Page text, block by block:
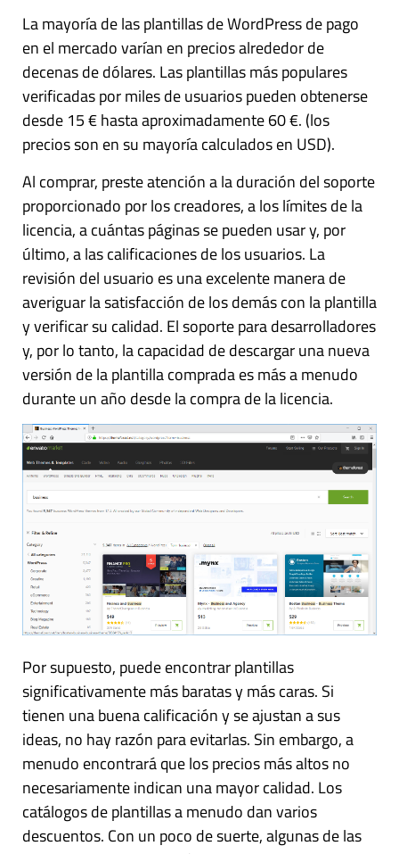
La mayoría de las plantillas de WordPress de pago
en el mercado varían en precios alrededor de
decenas de dólares. Las plantillas más populares
verificadas por miles de usuarios pueden obtenerse
desde 15 € hasta aproximadamente 60 €. (los
precios son en su mayoría calculados en USD).
Al comprar, preste atención a la duración del soporte
proporcionado por los creadores, a los límites de la
licencia, a cuántas páginas se pueden usar y, por
último, a las calificaciones de los usuarios. La
revisión del usuario es una excelente manera de
averiguar la satisfacción de los demás con la plantilla
y verificar su calidad. El soporte para desarrolladores
y, por lo tanto, la capacidad de descargar una nueva
versión de la plantilla comprada es más a menudo
durante un año desde la compra de la licencia.
Por supuesto, puede encontrar plantillas
significativamente más baratas y más caras. Si
tienen una buena calificación y se ajustan a sus
ideas, no hay razón para evitarlas. Sin embargo, a
menudo encontrará que los precios más altos no
necesariamente indican una mayor calidad. Los
catálogos de plantillas a menudo dan varios
descuentos. Con un poco de suerte, algunas de las